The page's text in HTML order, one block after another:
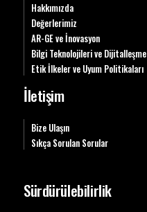
Hakkımızda
Değerlerimiz
AR-GE ve İnovasyon
Bilgi Teknolojileri ve Dijitalleşme
Etik İlkeler ve Uyum Politikaları
İletişim
Bize Ulaşın
Sıkça Sorulan Sorular
Sürdürülebilirlik